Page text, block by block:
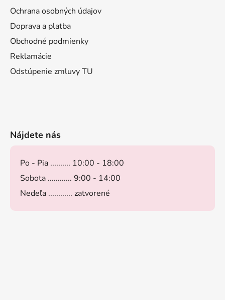
Ochrana osobných údajov
Doprava a platba
Obchodné podmienky
Reklamácie
Odstúpenie zmluvy TU
Nájdete nás
Po - Pia .......... 10:00 - 18:00
Sobota ............ 9:00 - 14:00
Nedeľa ............ zatvorené